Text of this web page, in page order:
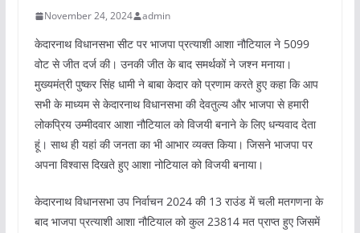
November 24, 2024 admin
केदारनाथ विधानसभा सीट पर भाजपा प्रत्याशी आशा नौटियाल ने 5099
वोट से जीत दर्ज की। उनकी जीत के बाद समर्थकों ने जश्न मनाया।
मुख्यमंत्री पुष्कर सिंह धामी ने बाबा केदार को प्रणाम करते हुए कहा कि आप
सभी के माध्यम से केदारनाथ विधानसभा की देवतुल्य और भाजपा से हमारी
लोकप्रिय उम्मीदवार आशा नौटियाल को विजयी बनाने के लिए धन्यवाद देता
हूं। साथ ही यहां की जनता का भी आभार व्यक्त किया। जिसने भाजपा पर
अपना विश्वास दिखते हुए आशा नोटियाल को विजयी बनाया।
केदारनाथ विधानसभा उप निर्वाचन 2024 की 13 राउंड में चली मतगणना के
बाद भाजपा प्रत्याशी आशा नौटियाल को कुल 23814 मत प्राप्त हुए जिसमें